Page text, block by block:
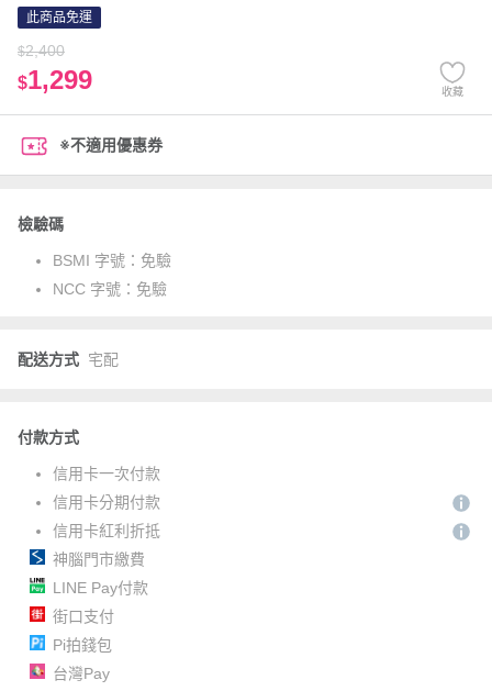
此商品免運
$2,400
$1,299 收藏
※不適用優惠券
檢驗碼
BSMI 字號： 免驗
NCC 字號： 免驗
配送方式 宅配
付款方式
信用卡一次付款
信用卡分期付款
信用卡紅利折抵
神腦門市繳費
LINE Pay付款
街口支付
Pi拍錢包
台灣Pay